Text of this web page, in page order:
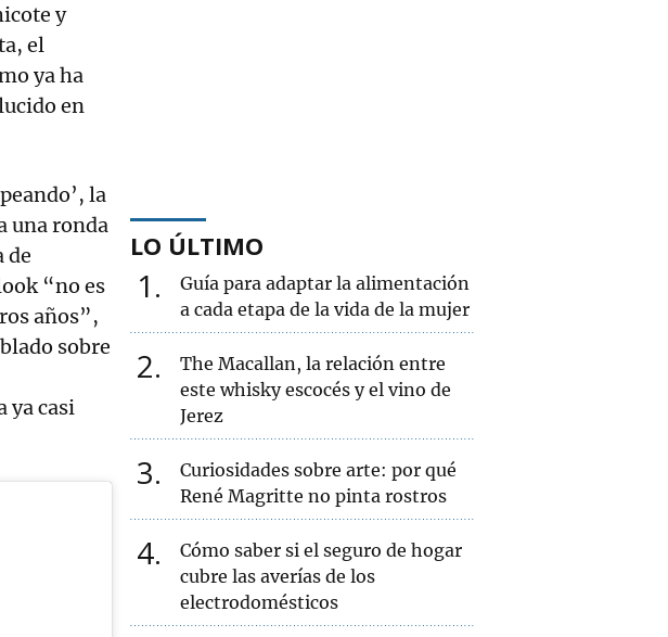
y
el
ya ha
en
la
una ronda
de
“no es
años”,
sobre
ya casi
LO ÚLTIMO
1
Guía para adaptar la alimentación
a cada etapa de la vida de la mujer
2
The Macallan, la relación entre
este whisky escocés y el vino de
Jerez
3
Curiosidades sobre arte: por qué
René Magritte no pinta rostros
4
Cómo saber si el seguro de hogar
cubre las averías de los
electrodomésticos